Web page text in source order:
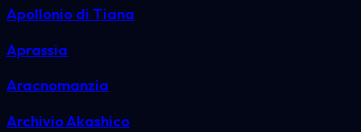
Apollonio di Tiana
Aprassia
Aracnomanzia
Archivio Akashico